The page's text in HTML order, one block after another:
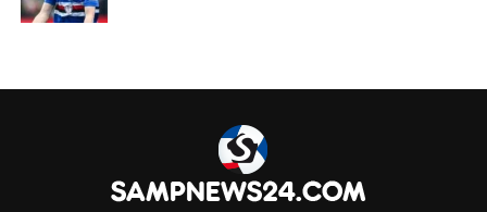
all’ottimo lavoro svolto dalla
LA PLAYLIST DELLE NOSTRE TOP NEWS